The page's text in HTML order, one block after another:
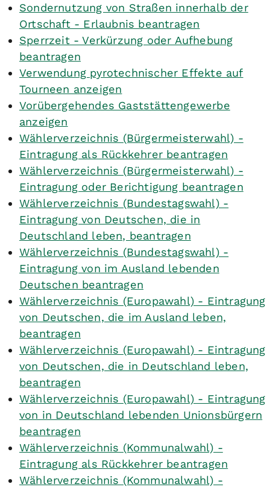
Sondernutzung von Straßen innerhalb der
Ortschaft - Erlaubnis beantragen
Sperrzeit - Verkürzung oder Aufhebung
beantragen
Verwendung pyrotechnischer Effekte auf
Tourneen anzeigen
Vorübergehendes Gaststättengewerbe
anzeigen
Wählerverzeichnis (Bürgermeisterwahl) -
Eintragung als Rückkehrer beantragen
Wählerverzeichnis (Bürgermeisterwahl) -
Eintragung oder Berichtigung beantragen
Wählerverzeichnis (Bundestagswahl) -
Eintragung von Deutschen, die in
Deutschland leben, beantragen
Wählerverzeichnis (Bundestagswahl) -
Eintragung von im Ausland lebenden
Deutschen beantragen
Wählerverzeichnis (Europawahl) - Eintragung
von Deutschen, die im Ausland leben,
beantragen
Wählerverzeichnis (Europawahl) - Eintragung
von Deutschen, die in Deutschland leben,
beantragen
Wählerverzeichnis (Europawahl) - Eintragung
von in Deutschland lebenden Unionsbürgern
beantragen
Wählerverzeichnis (Kommunalwahl) -
Eintragung als Rückkehrer beantragen
Wählerverzeichnis (Kommunalwahl) -